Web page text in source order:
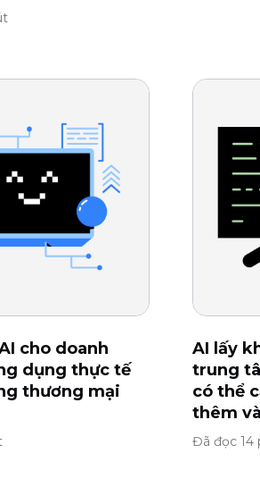
cho doanh
dụng thực tế
thương mại
AI lấy
trung
có thể
thêm
Đã đọc 14